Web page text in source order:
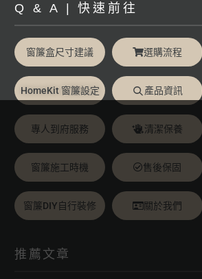
Q & A | 快速前往
窗簾盒尺寸建議 選購流程
HomeKit 窗簾設定 產品資訊
專人到府服務 清潔保養
窗簾施工時機 售後保固
窗簾DIY自行裝修 關於我們
推薦文章